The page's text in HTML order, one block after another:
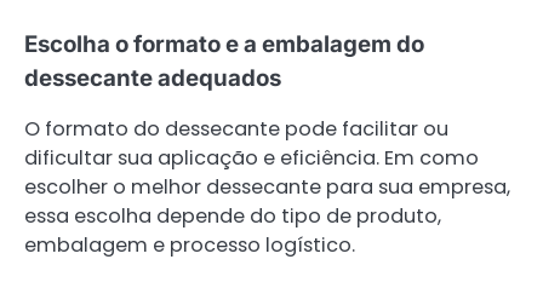
Escolha o formato e a embalagem do
dessecante adequados
O formato do dessecante pode facilitar ou
dificultar sua aplicação e eficiência. Em como
escolher o melhor dessecante para sua empresa,
essa escolha depende do tipo de produto,
embalagem e processo logístico.